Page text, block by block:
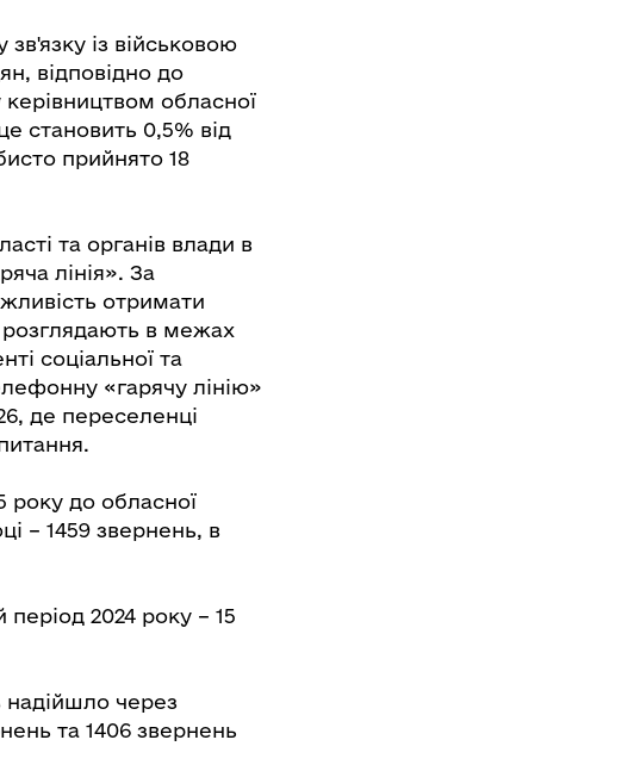
із військовою
відповідно до
керівництвом обласної
становить 0,5% від
прийнято 18
та органів влади в
лінія». За
отримати
розглядають в межах
соціальної та
«гарячу лінію»
де переселенці
року до обласної
– 1459 звернень, в
2024 року – 15
надійшло через
та 1406 звернень